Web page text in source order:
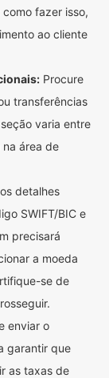
fazer isso,
ao cliente
Procure
transferências
varia entre
área de
detalhes
SWIFT/BIC e
precisará
a moeda
se de
enviar o
garantir que
as taxas de